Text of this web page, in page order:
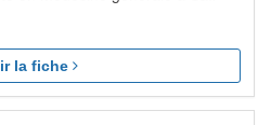
la fiche